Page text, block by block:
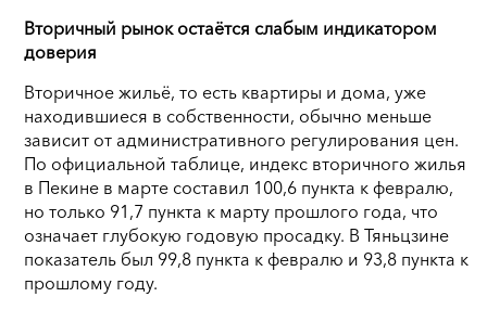
Вторичный рынок остаётся слабым индикатором
доверия
Вторичное жильё, то есть квартиры и дома, уже
находившиеся в собственности, обычно меньше
зависит от административного регулирования цен.
По официальной таблице, индекс вторичного жилья
в Пекине в марте составил 100,6 пункта к февралю,
но только 91,7 пункта к марту прошлого года, что
означает глубокую годовую просадку. В Тяньцзине
показатель был 99,8 пункта к февралю и 93,8 пункта к
прошлому году.